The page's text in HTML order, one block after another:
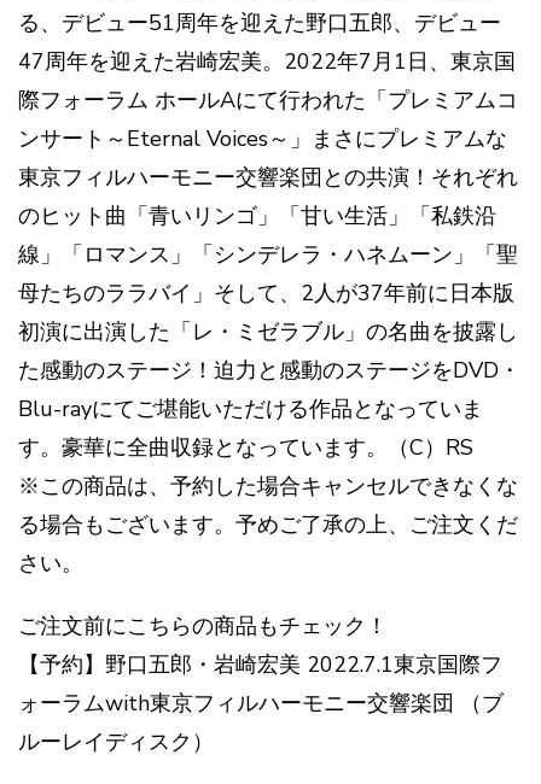
る、デビュー51周年を迎えた野口五郎、デビュー
47周年を迎えた岩崎宏美。2022年7月1日、東京国
際フォーラム ホールAにて行われた「プレミアムコ
ンサート～Eternal Voices～」まさにプレミアムな
東京フィルハーモニー交響楽団との共演！それぞれ
のヒット曲「青いリンゴ」「甘い生活」「私鉄沿
線」「ロマンス」「シンデレラ・ハネムーン」「聖
母たちのララバイ」そして、2人が37年前に日本版
初演に出演した「レ・ミゼラブル」の名曲を披露し
た感動のステージ！迫力と感動のステージをDVD・
Blu-rayにてご堪能いただける作品となっていま
す。豪華に全曲収録となっています。（C）RS
※この商品は、予約した場合キャンセルできなくな
る場合もございます。予めご了承の上、ご注文くだ
さい。
ご注文前にこちらの商品もチェック！
【予約】野口五郎・岩崎宏美 2022.7.1東京国際フ
ォーラムwith東京フィルハーモニー交響楽団 （ブ
ルーレイディスク）